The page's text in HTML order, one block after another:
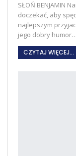
SŁOŃ BENJAMIN
doczekać, aby
najlepszym
jego dobry humor…
CZYTAJ WIĘCEJ...